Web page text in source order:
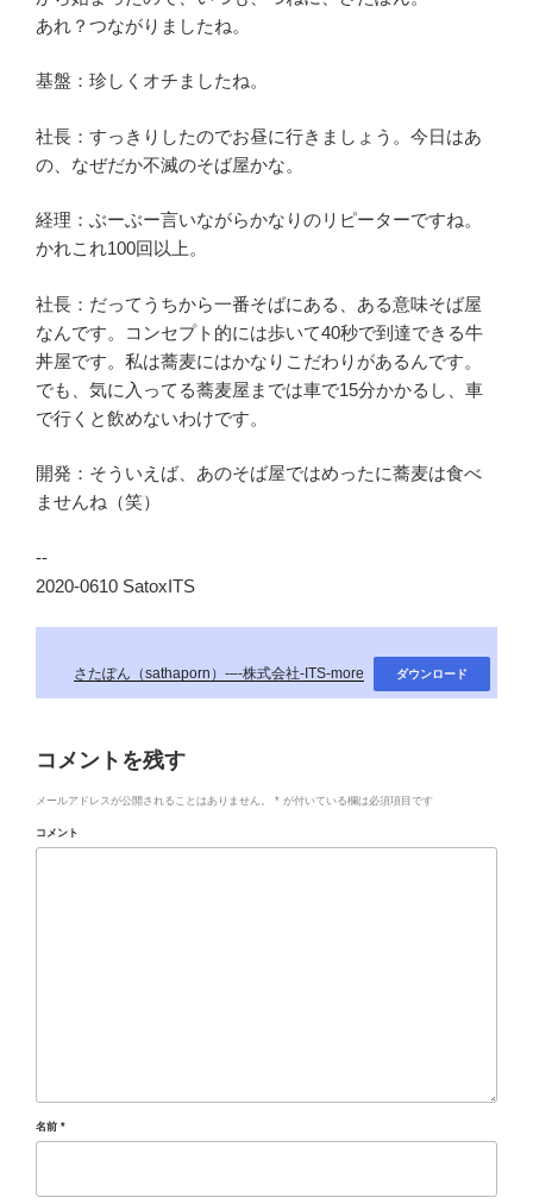
あれ？つながりましたね。
基盤：珍しくオチましたね。
社長：すっきりしたのでお昼に行きましょう。今日はあ
の、なぜだか不滅のそば屋かな。
経理：ぶーぶー言いながらかなりのリピーターですね。
かれこれ100回以上。
社長：だってうちから一番そばにある、ある意味そば屋
なんです。コンセプト的には歩いて40秒で到達できる牛
丼屋です。私は蕎麦にはかなりこだわりがあるんです。
でも、気に入ってる蕎麦屋までは車で15分かかるし、車
で行くと飲めないわけです。
開発：そういえば、あのそば屋ではめったに蕎麦は食べ
ませんね（笑）
--
2020-0610 SatoxITS
さたぽん（sathaporn）-–-株式会社-ITS-more ダウンロード
コメントを残す
メールアドレスが公開されることはありません。 * が付いている欄は必須項目です
コメント
名前 *